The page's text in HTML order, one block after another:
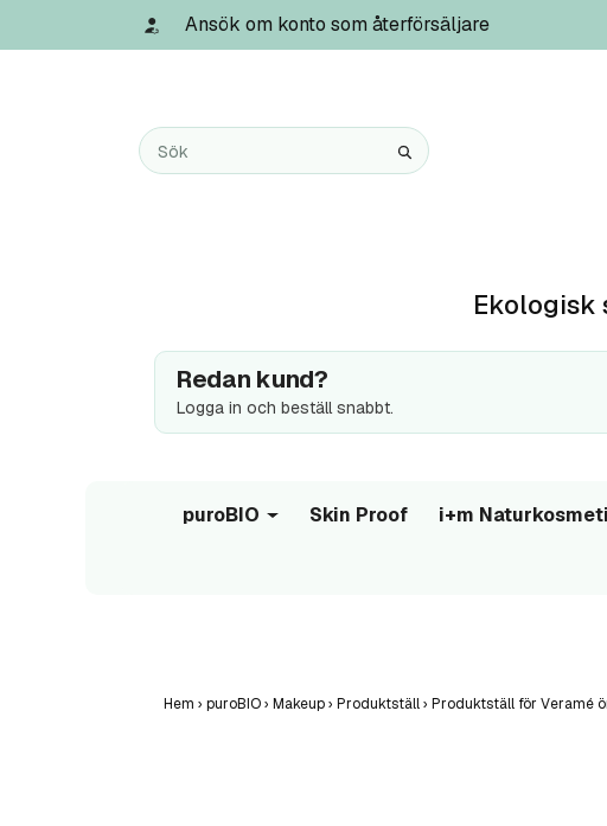
Ansök om konto som återförsäljare
Ekologisk
Redan kund?
Logga in och beställ snabbt.
puroBIO Skin Proof i+m
Hem › puroBIO› Makeup› Produktställ› Produktställ för Veramé